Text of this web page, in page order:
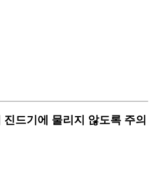
진드기에 물리지 않도록 주의